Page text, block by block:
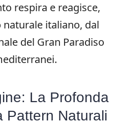
respira e reagisce,
italiano, dal
del Gran Paradiso
La Profonda
Pattern Naturali